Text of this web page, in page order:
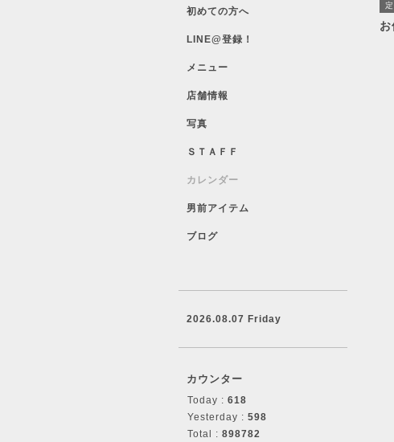
お
初めての方へ
LINE@登録！
メニュー
店舗情報
写真
ＳＴＡＦＦ
カレンダー
男前アイテム
ブログ
2026.08.07 Friday
カウンター
Today : 618
Yesterday : 598
Total : 898782